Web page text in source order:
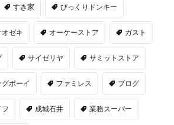
すき家 びっくりドンキー
オゼキ オーケーストア ガスト
サイゼリヤ サミットストア
グボーイ ファミレス ブログ
フ 成城石井 業務スーパー